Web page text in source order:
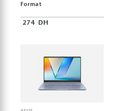
Format
274 DH